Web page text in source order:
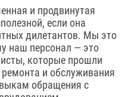
и продвинутая
если она
дилетантов. Мы это
наш персонал — это
которые прошли
и обслуживания
обращения с